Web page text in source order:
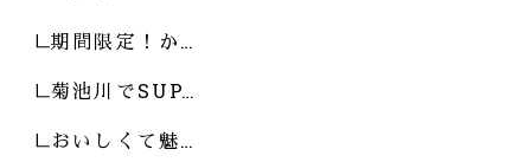
期間限定！か…
菊池川でSUP…
おいしくて魅…